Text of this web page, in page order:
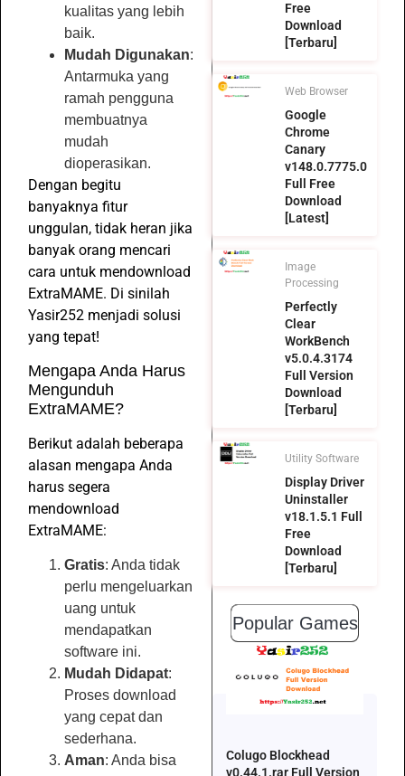
kualitas yang lebih
baik.
Mudah Digunakan:
Antarmuka yang
ramah pengguna
membuatnya
mudah
dioperasikan.
Dengan begitu
banyaknya fitur
unggulan, tidak heran jika
banyak orang mencari
cara untuk mendownload
ExtraMAME. Di sinilah
Yasir252 menjadi solusi
yang tepat!
Mengapa Anda Harus
Mengunduh
ExtraMAME?
Berikut adalah beberapa
alasan mengapa Anda
harus segera
mendownload
ExtraMAME:
Gratis: Anda tidak
perlu mengeluarkan
uang untuk
mendapatkan
software ini.
Mudah Didapat:
Proses download
yang cepat dan
sederhana.
Aman: Anda bisa
Free
Download
[Terbaru]
Web Browser
Google
Chrome
Canary
v148.0.7775.0
Full Free
Download
[Latest]
Image
Processing
Perfectly
Clear
WorkBench
v5.0.4.3174
Full Version
Download
[Terbaru]
Utility Software
Display Driver
Uninstaller
v18.1.5.1 Full
Free
Download
[Terbaru]
Popular Games
Colugo Blockhead
v0.44.1.rar Full Version